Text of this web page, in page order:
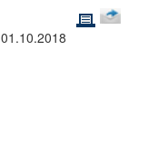
01.10.2018